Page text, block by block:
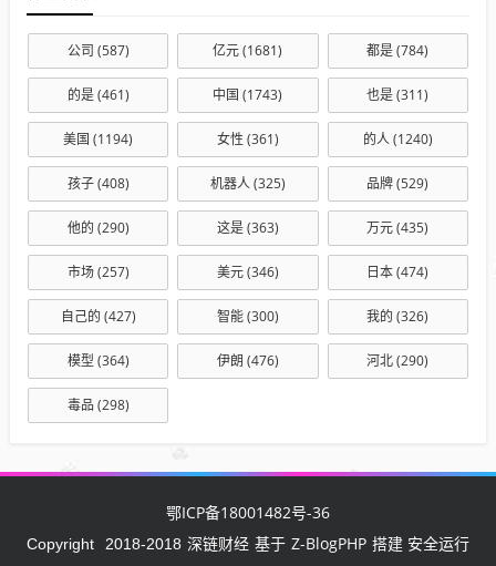
公司 (587) 亿元(1681) 都是(784)
的是(461) 中国 (1743) 也是(311)
美国 (1194) 女性 (361) 的人(1240)
孩子(408) 机器人(325) 品牌(529)
他的 (290) 这是(363) 万元(435)
市场(257) 美元(346) 日本(474)
自己的 (427) 智能(300) 我的 (326)
模型 (364) 伊朗 (476) 河北(290)
毒品 (298)
鄂ICP备18001482号-36
Copyright 2018-2018 深链财经 基于 Z-BlogPHP 搭建 安全运行